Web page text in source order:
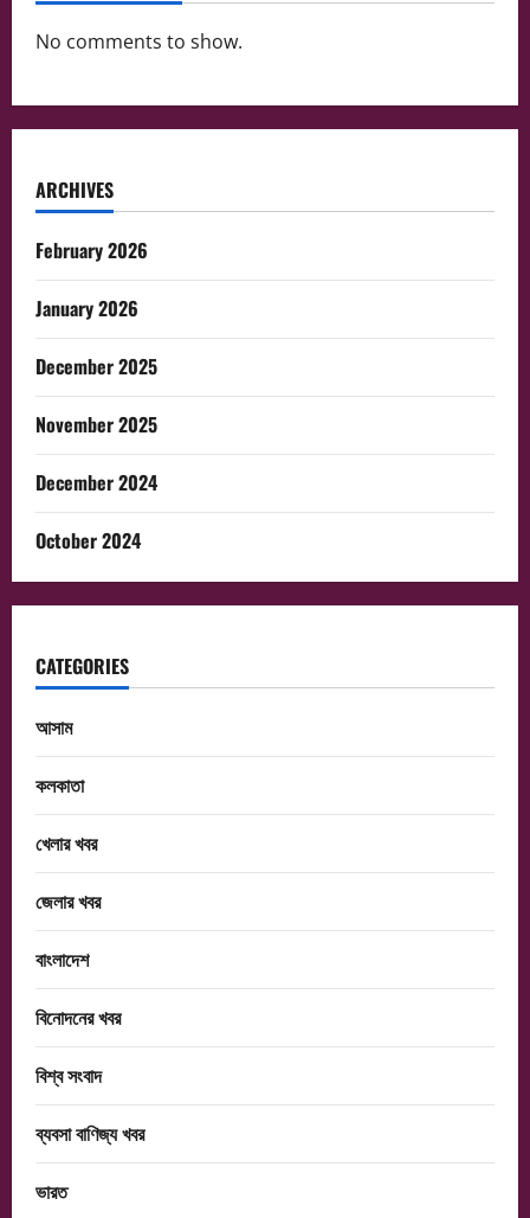
No comments to show.
ARCHIVES
February 2026
January 2026
December 2025
November 2025
December 2024
October 2024
CATEGORIES
আসাম
কলকাতা
খেলার খবর
জেলার খবর
বাংলাদেশ
বিনোদনের খবর
বিশ্ব সংবাদ
ব্যবসা বাণিজ্য খবর
ভারত